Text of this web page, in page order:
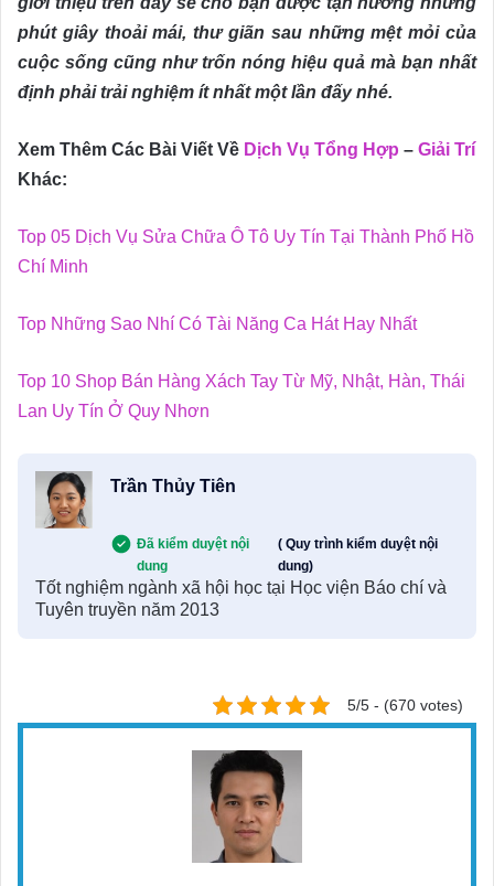
phút giây thoải mái, thư giãn sau những mệt mỏi của
cuộc sống cũng như trốn nóng hiệu quả mà bạn nhất
định phải trải nghiệm ít nhất một lần đấy nhé.
Xem Thêm Các Bài Viết Về Dịch Vụ Tổng Hợp – Giải Trí
Khác:
Top 05 Dịch Vụ Sửa Chữa Ô Tô Uy Tín Tại Thành Phố Hồ
Chí Minh
Top Những Sao Nhí Có Tài Năng Ca Hát Hay Nhất
Top 10 Shop Bán Hàng Xách Tay Từ Mỹ, Nhật, Hàn, Thái
Lan Uy Tín Ở Quy Nhơn
Trần Thủy Tiên
Đã kiểm duyệt nội
dung
( Quy trình kiểm duyệt nội
dung)
Tốt nghiệm ngành xã hội học tại Học viện Báo chí và
Tuyên truyền năm 2013
5/5 - (670 votes)